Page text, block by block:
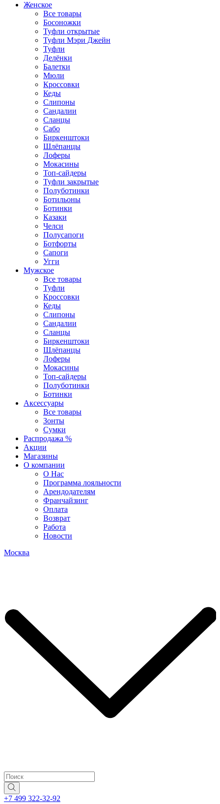
Женское
Все товары
Босоножки
Туфли открытые
Туфли Мэри Джейн
Туфли
Делёнки
Балетки
Мюли
Кроссовки
Кеды
Слипоны
Сандалии
Сланцы
Сабо
Биркенштоки
Шлёпанцы
Лоферы
Мокасины
Топ-сайдеры
Туфли закрытые
Полуботинки
Ботильоны
Ботинки
Казаки
Челси
Полусапоги
Ботфорты
Сапоги
Угги
Мужское
Все товары
Туфли
Кроссовки
Кеды
Слипоны
Сандалии
Сланцы
Биркенштоки
Шлёпанцы
Лоферы
Мокасины
Топ-сайдеры
Полуботинки
Ботинки
Аксессуары
Все товары
Зонты
Сумки
Распродажа %
Акции
Магазины
О компании
О Нас
Программа лояльности
Арендодателям
Франчайзинг
Оплата
Возврат
Работа
Новости
Москва
+7 499 322-32-92